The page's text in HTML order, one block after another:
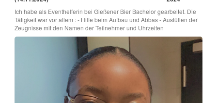
Ich habe als Eventhelferin bei Gießener Bier Bachelor gearbeitet. Die
Tätigkeit war vor allem : - Hilfe beim Aufbau und Abbas - Ausfüllen der
Zeugnisse mit den Namen der Teilnehmer und Uhrzeiten